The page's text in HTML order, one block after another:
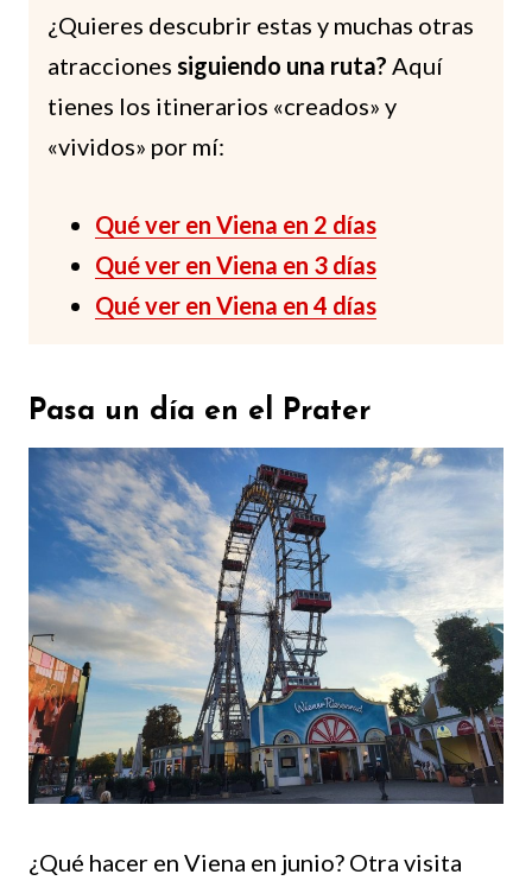
¿Quieres descubrir estas y muchas otras
atracciones siguiendo una ruta? Aquí
tienes los itinerarios «creados» y
«vividos» por mí:
Qué ver en Viena en 2 días
Qué ver en Viena en 3 días
Qué ver en Viena en 4 días
Pasa un día en el Prater
¿Qué hacer en Viena en junio? Otra visita